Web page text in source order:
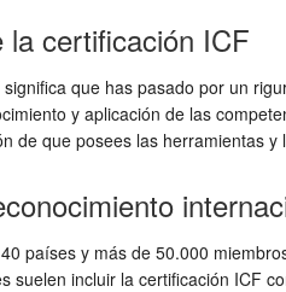
la certificación ICF
que has pasado por un
y aplicación de las
de que posees las herramientas
países y más de 50.000
suelen incluir la certificación ICF